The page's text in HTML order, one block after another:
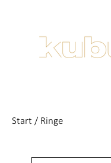
Start / Ringe